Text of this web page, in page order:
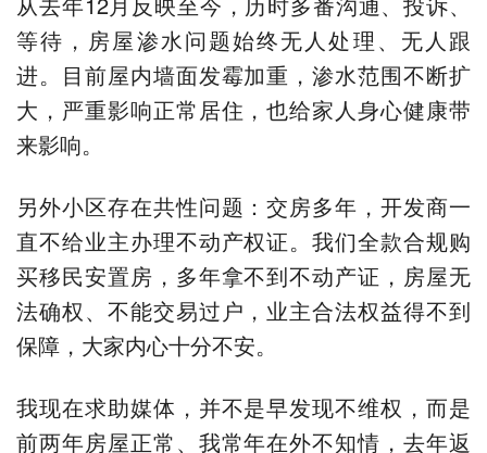
等待，房屋渗水问题始终无人处理、无人跟
进。目前屋内墙面发霉加重，渗水范围不断扩
大，严重影响正常居住，也给家人身心健康带
来影响。
另外小区存在共性问题：交房多年，开发商一
直不给业主办理不动产权证。我们全款合规购
买移民安置房，多年拿不到不动产证，房屋无
法确权、不能交易过户，业主合法权益得不到
保障，大家内心十分不安。
我现在求助媒体，并不是早发现不维权，而是
前两年房屋正常、我常年在外不知情，去年返